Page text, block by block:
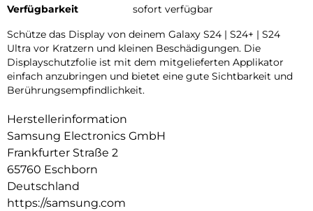
Verfügbarkeit
sofort verfügbar
Schütze das Display von deinem Galaxy S24 | S24+ | S24
Ultra vor Kratzern und kleinen Beschädigungen. Die
Displayschutzfolie ist mit dem mitgelieferten Applikator
einfach anzubringen und bietet eine gute Sichtbarkeit und
Berührungsempfindlichkeit.
Herstellerinformation
Samsung Electronics GmbH
Frankfurter Straße 2
65760 Eschborn
Deutschland
https://samsung.com